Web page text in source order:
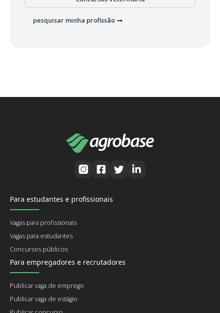
pesquisar minha profissão
Para estudantes e profissionais
Vagas para profissionais
Vagas para estudantes
Concursos públicos
Para empregadores e recrutadores
Publicar vaga de emprego
Publicar vaga de estágio